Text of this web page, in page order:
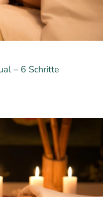
– 6 Schritte